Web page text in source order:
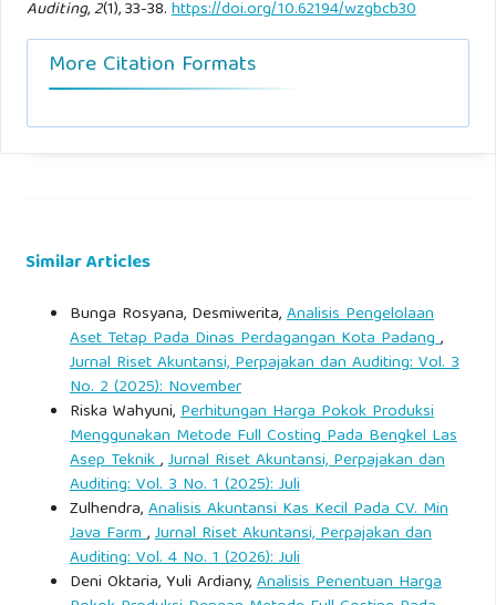
Auditing,2(1), 33-38.https://doi.org/10.62194/wzgbcb30
More Citation Formats
Similar Articles
Bunga Rosyana, Desmiwerita,Analisis Pengelolaan
Aset Tetap Pada Dinas Perdagangan Kota Padang,
Jurnal Riset Akuntansi, Perpajakan dan Auditing: Vol. 3
No. 2 (2025): November
Riska Wahyuni,Perhitungan Harga Pokok Produksi
Menggunakan Metode Full Costing Pada Bengkel Las
Asep Teknik,Jurnal Riset Akuntansi, Perpajakan dan
Auditing: Vol. 3 No. 1 (2025): Juli
Zulhendra,Analisis Akuntansi Kas Kecil Pada CV. Min
Java Farm,Jurnal Riset Akuntansi, Perpajakan dan
Auditing: Vol. 4 No. 1 (2026): Juli
Deni Oktaria, Yuli Ardiany,Analisis Penentuan Harga